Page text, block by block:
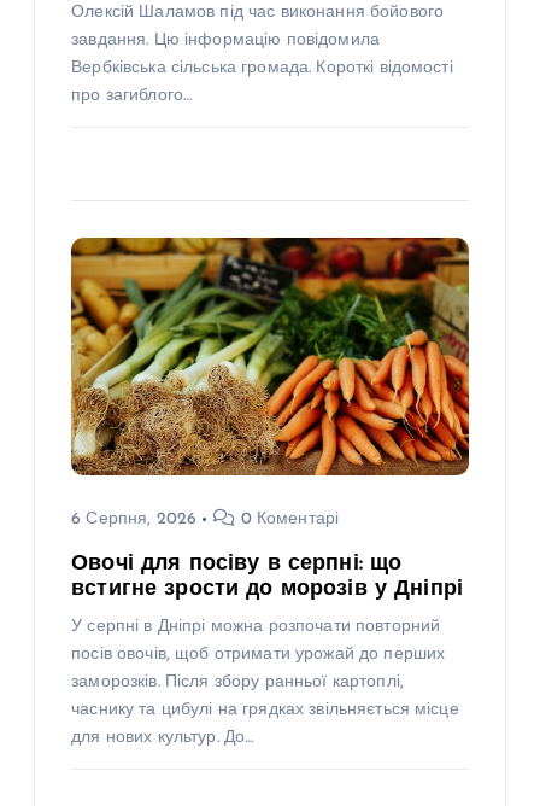
Олексій Шаламов під час виконання бойового
завдання. Цю інформацію повідомила
Вербківська сільська громада. Короткі відомості
про загиблого…
6 Серпня, 2026 0 Коментарі
Овочі для посіву в серпні: що
встигне зрости до морозів у Дніпрі
У серпні в Дніпрі можна розпочати повторний
посів овочів, щоб отримати урожай до перших
заморозків. Після збору ранньої картоплі,
часнику та цибулі на грядках звільняється місце
для нових культур. До…